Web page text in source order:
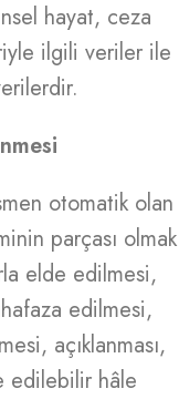
hayat, ceza
ilgili veriler ile
otomatik olan
parçası olmak
elde edilmesi,
edilmesi,
açıklanması,
edilebilir hâle